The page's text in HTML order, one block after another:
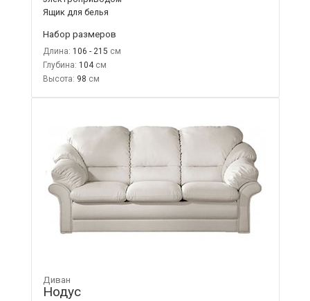
Ящик для белья
Набор размеров
Длина: 106 - 215
Глубина: 104
Высота: 98
Диван
Нодус